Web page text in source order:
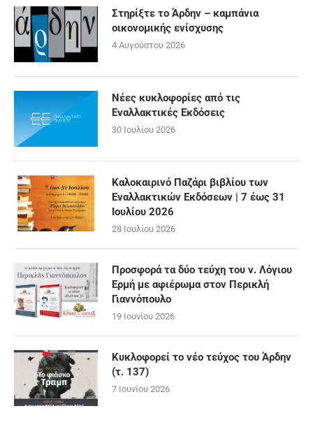
Στηρίξτε το Άρδην – καμπάνια
οικονομικής ενίσχυσης
4 Αυγούστου 2026
Νέες κυκλοφορίες από τις
Εναλλακτικές Εκδόσεις
30 Ιουλίου 2026
Καλοκαιρινό Παζάρι βιβλίου των
Εναλλακτικών Εκδόσεων | 7 έως 31
Ιουλίου 2026
28 Ιουλίου 2026
Προσφορά τα δύο τεύχη του ν. Λόγιου
Ερμή με αφιέρωμα στον Περικλή
Γιαννόπουλο
19 Ιουνίου 2026
Κυκλοφορεί το νέο τεύχος του Άρδην
(τ. 137)
7 Ιουνίου 2026